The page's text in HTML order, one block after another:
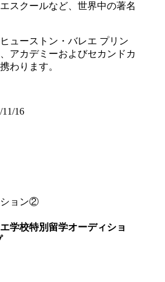
スクールなど、世界中の著名
ューストン・バレエ プリン
アカデミーおよびセカンドカ
わります。
11/16
ション②
学校特別留学オーディショ